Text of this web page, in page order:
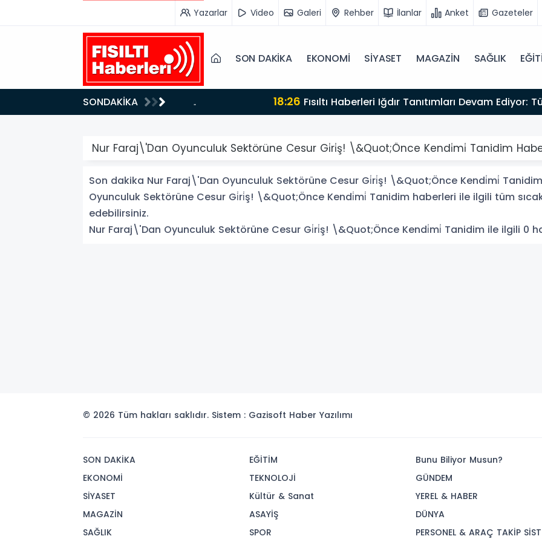
Yazarlar Video Galeri Rehber İlanlar Anket Gazeteler
SON DAKİKA EKONOMİ SİYASET MAGAZİN SAĞLIK
SONDAKİKA
Keşfedilmeyi Bekliyor
Nur Faraj\'Dan Oyunculuk Sektörüne Cesur Gi̇ri̇ş! \&Quot;Önce Kendi̇mi̇ Tanidim
Son dakika Nur Faraj\'Dan Oyunculuk Sektörüne Cesur Gi̇ri̇ş! \&Quot;Önce Kendi̇mi̇
Oyunculuk Sektörüne Cesur Gi̇ri̇ş! \&Quot;Önce Kendi̇mi̇ Tanidim haberleri ile ilgili tüm
edebilirsiniz.
Nur Faraj\'Dan Oyunculuk Sektörüne Cesur Gi̇ri̇ş! \&Quot;Önce Kendi̇mi̇ Tanidim ile ilgili 0
© 2026 Tüm hakları saklıdır. Sistem : Gazisoft Haber Yazılımı
SON DAKİKA
EKONOMİ
SİYASET
MAGAZİN
SAĞLIK
EĞİTİM
TEKNOLOJİ
Kültür & Sanat
ASAYİŞ
SPOR
Bunu Biliyor Musun?
GÜNDEM
YEREL & HABER
DÜNYA
PERSONEL & ARAÇ TAKİP